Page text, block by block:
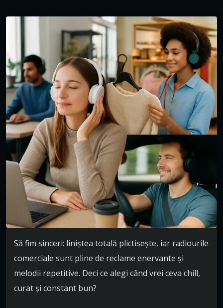
Să fim sinceri: liniștea totală plictisește, iar radiourile
comerciale sunt pline de reclame enervante și
melodii repetitive. Deci ce alegi când vrei ceva chill,
curat și constant bun?